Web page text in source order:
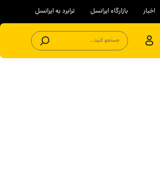
اخبار بازارگاه ایرانسل ترابرد به ایرانسل
جستجو کنید...